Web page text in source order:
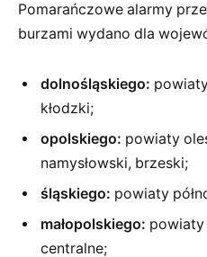
Pomarańczowe alarmy
burzami wydano dla
dolnośląskiego:
kłodzki;
opolskiego: powiaty
namysłowski, brzeski;
śląskiego: powiaty
małopolskiego: powiaty
centralne;